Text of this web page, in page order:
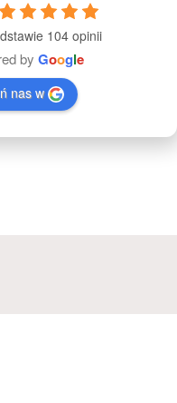
104 opinii
by Google
nas w